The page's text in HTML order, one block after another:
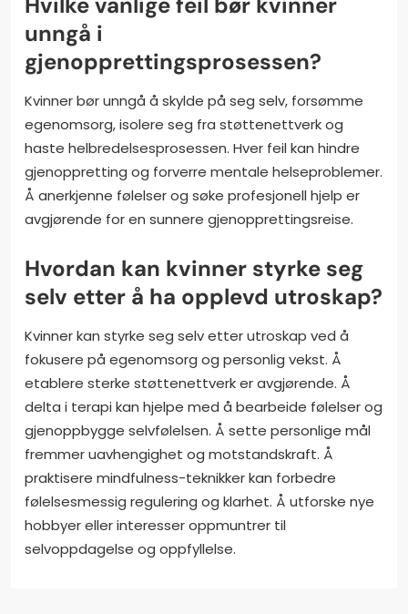
unngå i
gjenopprettingsprosessen?
Kvinner bør unngå å skylde på seg selv, forsømme
egenomsorg, isolere seg fra støttenettverk og
haste helbredelsesprosessen. Hver feil kan hindre
gjenoppretting og forverre mentale helseproblemer.
Å anerkjenne følelser og søke profesjonell hjelp er
avgjørende for en sunnere gjenopprettingsreise.
Hvordan kan kvinner styrke seg
selv etter å ha opplevd utroskap?
Kvinner kan styrke seg selv etter utroskap ved å
fokusere på egenomsorg og personlig vekst. Å
etablere sterke støttenettverk er avgjørende. Å
delta i terapi kan hjelpe med å bearbeide følelser og
gjenoppbygge selvfølelsen. Å sette personlige mål
fremmer uavhengighet og motstandskraft. Å
praktisere mindfulness-teknikker kan forbedre
følelsesmessig regulering og klarhet. Å utforske nye
hobbyer eller interesser oppmuntrer til
selvoppdagelse og oppfyllelse.